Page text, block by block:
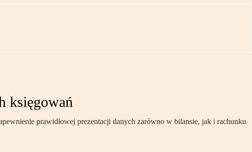
księgowań
prawidłowej prezentacji danych zarówno w bilansie, jak i rachunku